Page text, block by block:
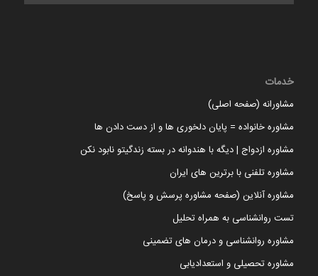
خدمات
مشاورانه (صفحه اصلی)
مشاوره خانواده = پایان دلخوری ها و از دست دادن ها
مشاوره ازدواج | دیگه با هندوانه در بسته زندگیتو نابود نکن
مشاوره تلفنی با برترین های ایران
مشاوره آنلاین (صفحه مشاوره پرسش و پاسخ)
تست روانشناسی به همراه تحلیل
مشاوره روانشناسی و درمان های تضمینی
مشاوره تحصیلی و استعدادیابی